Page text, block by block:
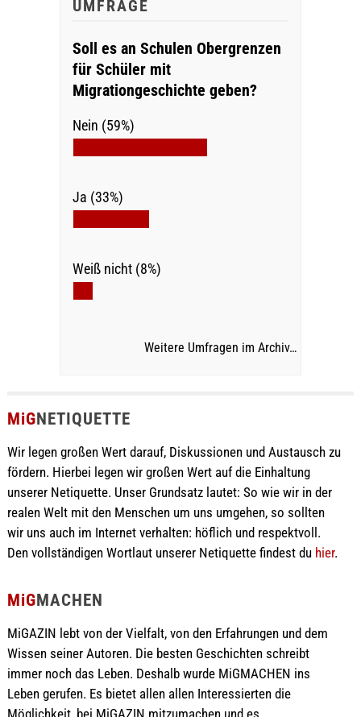
UMFRAGE
Soll es an Schulen Obergrenzen
für Schüler mit
Migrationgeschichte geben?
Nein (59%)
Ja (33%)
Weiß nicht (8%)
Weitere Umfragen im Archiv…
MiGNETIQUETTE
Wir legen großen Wert darauf, Diskussionen und Austausch zu
fördern. Hierbei legen wir großen Wert auf die Einhaltung
unserer Netiquette. Unser Grundsatz lautet: So wie wir in der
realen Welt mit den Menschen um uns umgehen, so sollten
wir uns auch im Internet verhalten: höflich und respektvoll.
Den vollständigen Wortlaut unserer Netiquette findest du hier.
MiGMACHEN
MiGAZIN lebt von der Vielfalt, von den Erfahrungen und dem
Wissen seiner Autoren. Die besten Geschichten schreibt
immer noch das Leben. Deshalb wurde MiGMACHEN ins
Leben gerufen. Es bietet allen allen Interessierten die